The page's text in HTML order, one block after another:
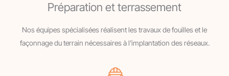
Préparation et terrassement
Nos équipes spécialisées réalisent les travaux de fouilles et le
façonnage du terrain nécessaires à l’implantation des réseaux.